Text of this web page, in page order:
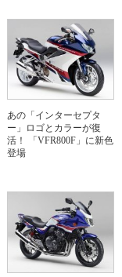
あの「インターセプタ
ー」ロゴとカラーが復
活！ 「VFR800F」に新色
登場